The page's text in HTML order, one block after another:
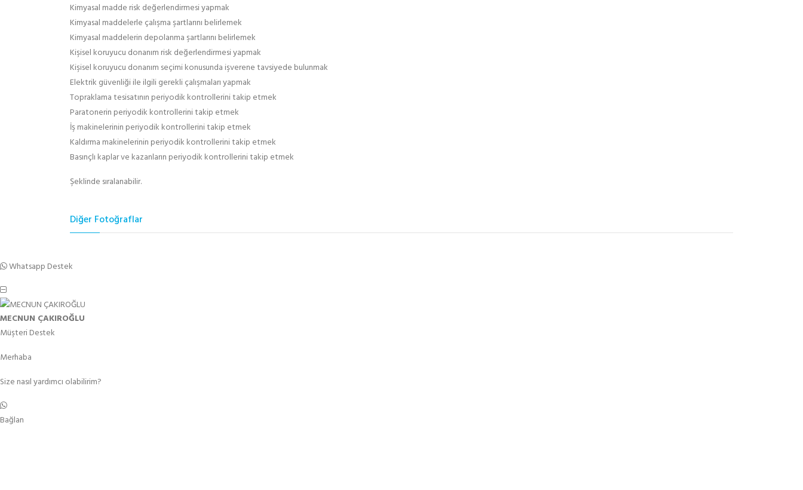
Kimyasal madde risk değerlendirmesi yapmak
Kimyasal maddelerle çalışma şartlarını belirlemek
Kimyasal maddelerin depolanma şartlarını belirlemek
Kişisel koruyucu donanım risk değerlendirmesi yapmak
Kişisel koruyucu donanım seçimi konusunda işverene tavsiyede bulunmak
Elektrik güvenliği ile ilgili gerekli çalışmaları yapmak
Topraklama tesisatının periyodik kontrollerini takip etmek
Paratonerin periyodik kontrollerini takip etmek
İş makinelerinin periyodik kontrollerini takip etmek
Kaldırma makinelerinin periyodik kontrollerini takip etmek
Basınçlı kaplar ve kazanların periyodik kontrollerini takip etmek
Şeklinde sıralanabilir.
Diğer Fotoğraflar
Whatsapp Destek
MECNUN ÇAKIROĞLU
Müşteri Destek
Merhaba
Size nasıl yardımcı olabilirim?
Bağlan